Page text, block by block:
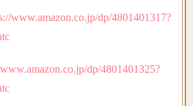
www.amazon.co.jp/dp/4801401317?
dp/4801401325?